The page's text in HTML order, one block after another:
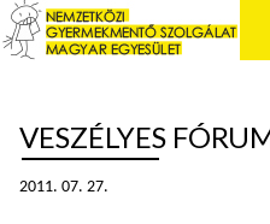
VESZÉLYES
2011. 07. 27.